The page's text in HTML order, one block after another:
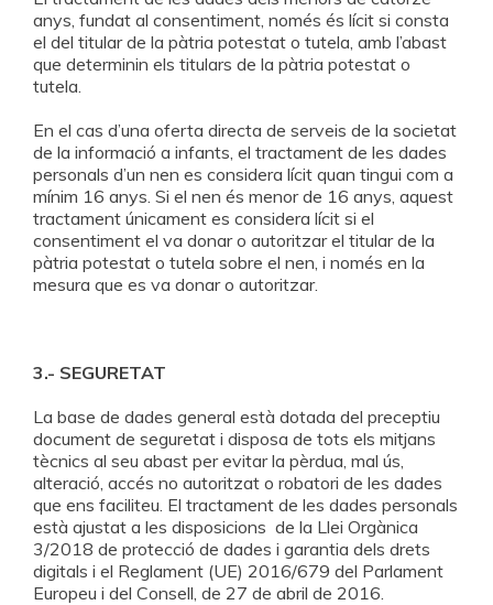
anys, fundat al consentiment, només és lícit si consta
el del titular de la pàtria potestat o tutela, amb l’abast
que determinin els titulars de la pàtria potestat o
tutela.
En el cas d’una oferta directa de serveis de la societat
de la informació a infants, el tractament de les dades
personals d’un nen es considera lícit quan tingui com a
mínim 16 anys. Si el nen és menor de 16 anys, aquest
tractament únicament es considera lícit si el
consentiment el va donar o autoritzar el titular de la
pàtria potestat o tutela sobre el nen, i només en la
mesura que es va donar o autoritzar.
3.- SEGURETAT
La base de dades general està dotada del preceptiu
document de seguretat i disposa de tots els mitjans
tècnics al seu abast per evitar la pèrdua, mal ús,
alteració, accés no autoritzat o robatori de les dades
que ens faciliteu. El tractament de les dades personals
està ajustat a les disposicions de la Llei Orgànica
3/2018 de protecció de dades i garantia dels drets
digitals i el Reglament (UE) 2016/679 del Parlament
Europeu i del Consell, de 27 de abril de 2016.